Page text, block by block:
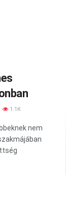
1.1K
nem